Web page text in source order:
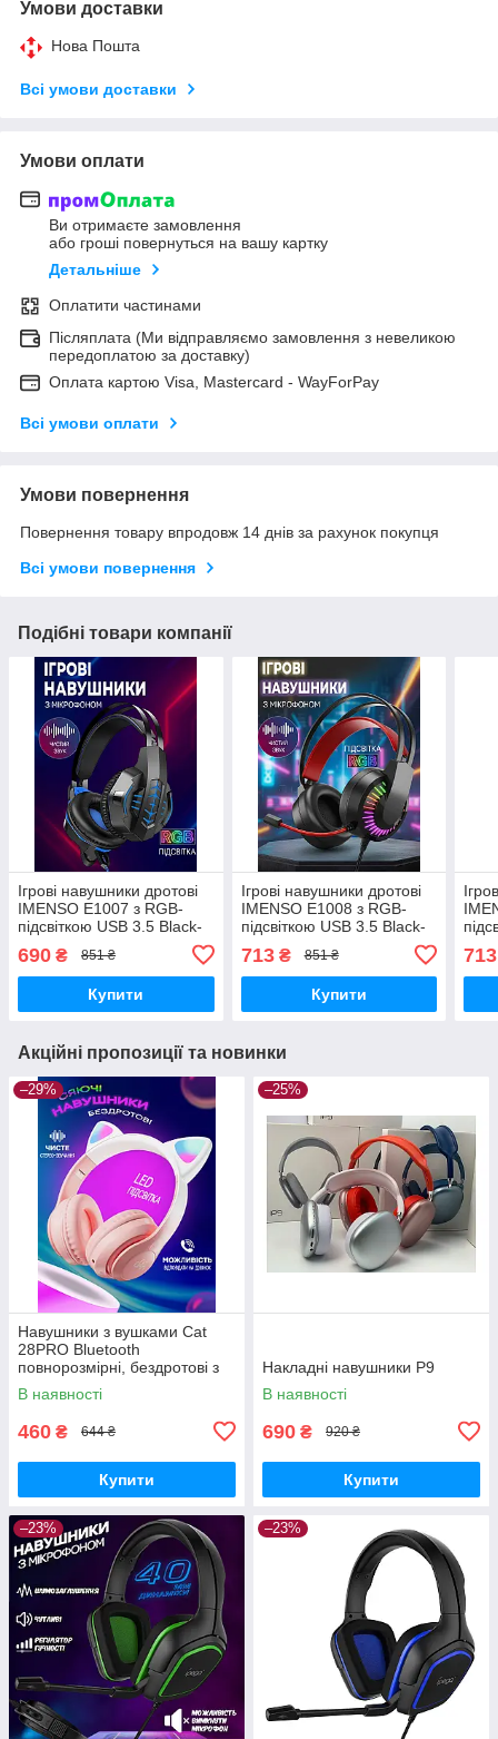
Умови доставки
Нова Пошта
Всі умови доставки
Умови оплати
Ви отримаєте замовлення
або гроші повернуться на вашу картку
Детальніше
Оплатити частинами
Післяплата (Ми відправляємо замовлення з невеликою
передоплатою за доставку)
Оплата картою Visa, Mastercard - WayForPay
Всі умови оплати
Умови повернення
Повернення товару впродовж 14 днів за рахунок покупця
Всі умови повернення
Подібні товари компанії
Ігрові навушники дротові
IMENSO E1007 з RGB-
підсвіткою USB 3.5 Black-
690 ₴ 851 ₴
Купити
Ігрові навушники дротові
IMENSO E1008 з RGB-
підсвіткою USB 3.5 Black-
713₴ 851 ₴
Купити
713
Акційні пропозиції та новинки
–29%
Навушники з вушками Cat
28PRO Bluetooth
повнорозмірні, бездротові з
Hi-Fi звуком, LED, MicroSD
Pink
В наявності
460 ₴ 644 ₴
Купити
–25%
Накладні навушники P9
В наявності
690 ₴ 920 ₴
Купити
–23% –23%